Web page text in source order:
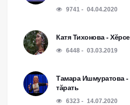
9741 04.04.2020
Катя Тихонова -
6448 03.03.2019
Тамара Ишмуратова -
тăрать
6323 14.07.2020